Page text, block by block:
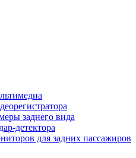
заднего вида
детектора
для задних пассажиров